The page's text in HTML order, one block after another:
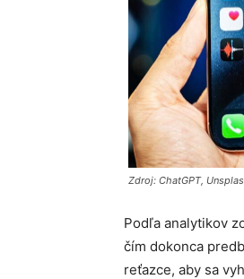
Zdroj: ChatGPT,
Podľa analytikov
čím dokonca
reťazce, aby sa